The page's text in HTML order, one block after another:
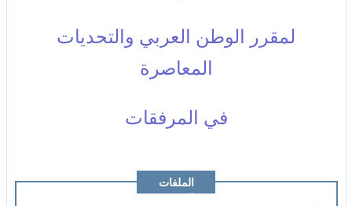
لمقرر الوطن العربي والتحديات
المعاصرة
في المرفقات
الملفات
المرفقة